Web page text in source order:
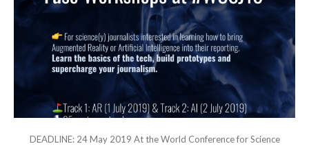
DEADLINE: 24 May 2019 At the World Conference for Science